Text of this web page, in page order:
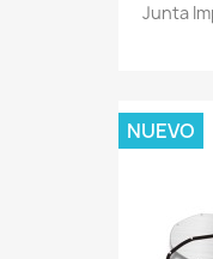
Junta
NUEVO